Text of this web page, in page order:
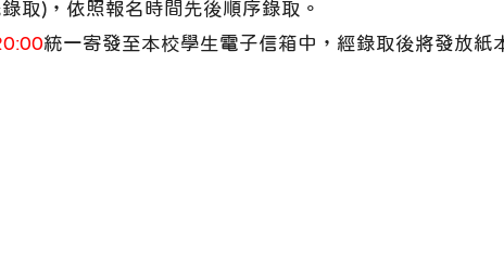
取)，依照報名時間先後順序錄取。
統一寄發至本校學生電子信箱中，經錄取後將發放紙